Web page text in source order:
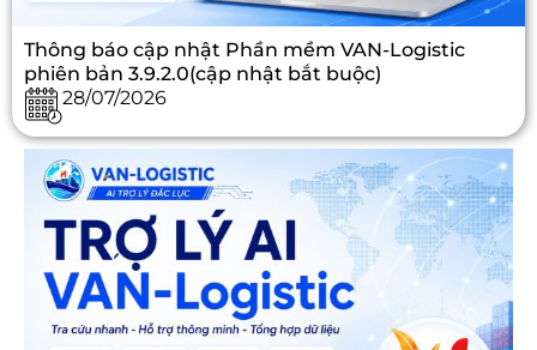
Thông báo cập nhật Phần mềm VAN-Logistic
phiên bản 3.9.2.0(cập nhật bắt buộc)
28/07/2026